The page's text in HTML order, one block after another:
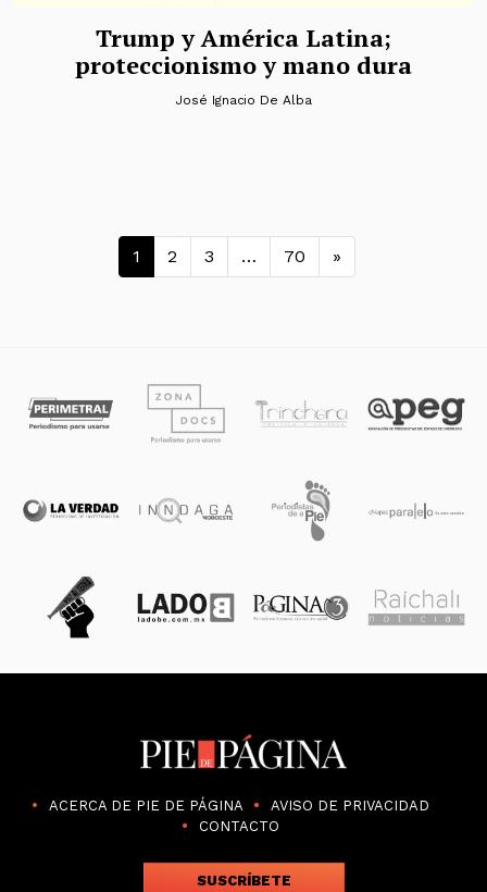
Trump y América Latina;
proteccionismo y mano dura
José Ignacio De Alba
Navegación de entradas
1 2 3 … 70 »
ACERCA DE PIE DE PÁGINA
AVISO DE PRIVACIDAD
CONTACTO
SUSCRÍBETE